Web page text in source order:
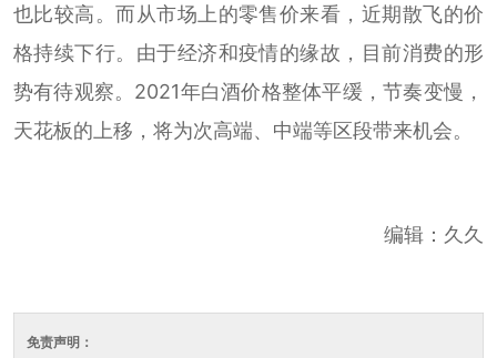
也比较高。而从市场上的零售价来看，近期散飞的价
格持续下行。由于经济和疫情的缘故，目前消费的形
势有待观察。2021年白酒价格整体平缓，节奏变慢，
天花板的上移，将为次高端、中端等区段带来机会。
编辑：久久
免责声明：